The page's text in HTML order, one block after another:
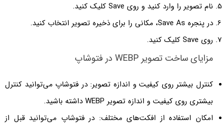
نام تصویر را وارد کنید و روی Save کلیک کنید.
در پنجره Save As، مکانی را برای ذخیره تصویر انتخاب کنید.
روی Save کلیک کنید.
مزایای ساخت تصویر WEBP در فتوشاپ
کنترل بیشتر روی کیفیت و اندازه تصویر: در فتوشاپ می‌توانید کنترل
بیشتری روی کیفیت و اندازه تصویر WEBP داشته باشید.
امکان استفاده از افکت‌های مختلف: در فتوشاپ می‌توانید قبل از